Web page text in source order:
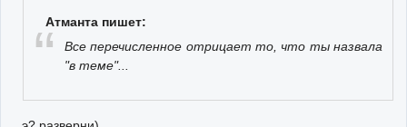
Атманта пишет:
Все перечисленное отрицает то, что ты назвала
"в теме"...